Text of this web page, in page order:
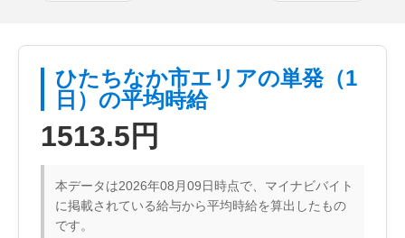
ひたちなか市エリアの単発（1
日）の平均時給
1513.5円
本データは2026年08月09日時点で、マイナビバイト
に掲載されている給与から平均時給を算出したもの
です。